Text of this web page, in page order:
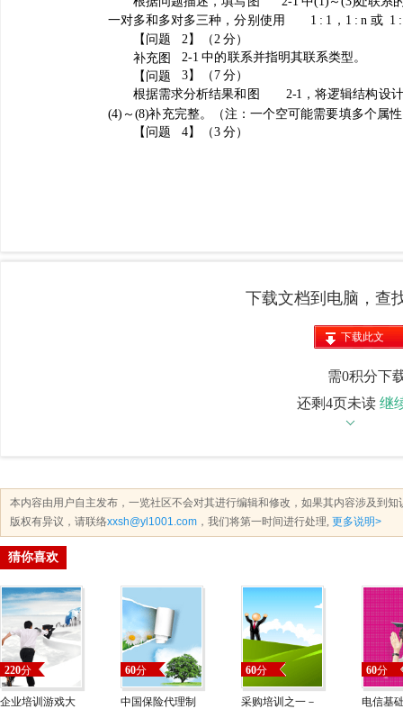
下载文档到电脑，查
下载此文
需0积分下
还剩4页未读 继
本内容由用户自主发布，一览社区不会对其进行编辑和修改，如果其内容涉及到
版权有异议，请联络xxsh@yl1001.com ，我们将第一时间进行处理, 更多说明>
猜你喜欢
220分
企业培训游戏大
60分
中国保险代理制
60分
采购培训之一－
60分
电信基